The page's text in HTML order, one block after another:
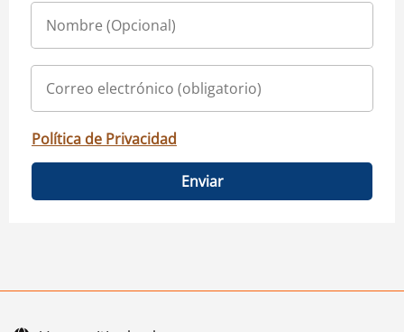
Política de Privacidad
Enviar